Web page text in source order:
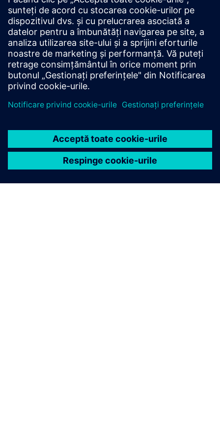
Pentru a răspunde nevoilor de standardizare ale
utilizatorilor Arm, a fost lansat programul Arm®
SystemReady pentru a sprijini o gamă largă de
parteneri din ecosistemul centrelor de date.